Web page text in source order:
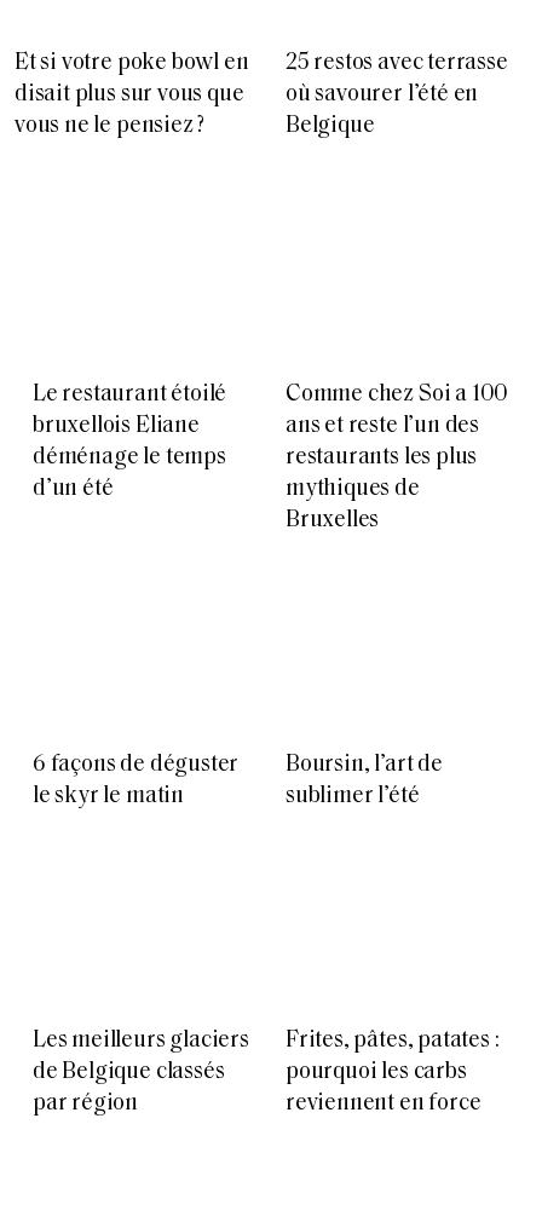
Et si votre poke bowl en
disait plus sur vous que
vous ne le pensiez ?
25 restos avec terrasse
où savourer l’été en
Belgique
Le restaurant étoilé
bruxellois Eliane
déménage le temps
d’un été
Comme chez Soi a 100
ans et reste l’un des
restaurants les plus
mythiques de
Bruxelles
6 façons de déguster
le skyr le matin
Boursin, l’art de
sublimer l’été
Les meilleurs glaciers
de Belgique classés
par région
Frites, pâtes, patates :
pourquoi les carbs
reviennent en force